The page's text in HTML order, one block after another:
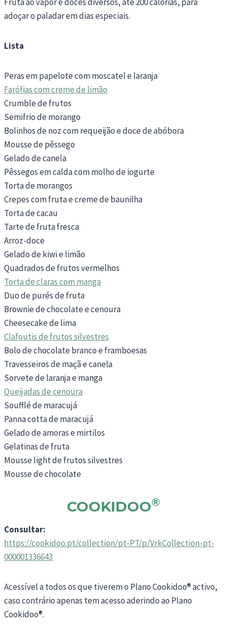
adoçar o paladar em dias especiais.
Lista
Peras em papelote com moscatel e laranja
Farófias com creme de limão
Crumble de frutos
Semifrio de morango
Bolinhos de noz com requeijão e doce de abóbora
Mousse de pêssego
Gelado de canela
Pêssegos em calda com molho de iogurte
Torta de morangos
Crepes com fruta e creme de baunilha
Torta de cacau
Tarte de fruta fresca
Arroz-doce
Gelado de kiwi e limão
Quadrados de frutos vermelhos
Torta de claras com manga
Duo de purés de fruta
Brownie de chocolate e cenoura
Cheesecake de lima
Clafoutis de frutos silvestres
Bolo de chocolate branco e framboesas
Travesseiros de maçã e canela
Sorvete de laranja e manga
Queijadas de cenoura
Soufflé de maracujá
Panna cotta de maracujá
Gelado de amoras e mirtilos
Gelatinas de fruta
Mousse light de frutos silvestres
Mousse de chocolate
COOKIDOO®
Consultar:
https://cookidoo.pt/collection/pt-PT/p/VrkCollection-pt-
000001336643
Acessível a todos os que tiverem o Plano Cookidoo® activo,
caso contrário apenas tem acesso aderindo ao Plano
Cookidoo®.